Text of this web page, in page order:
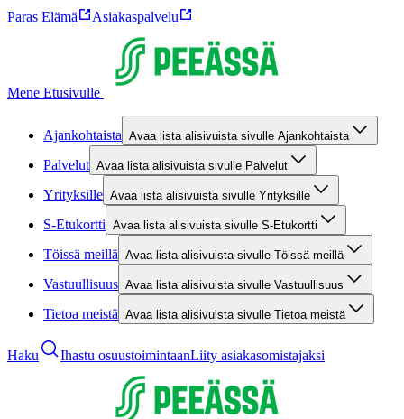
Paras Elämä Asiakaspalvelu
Mene Etusivulle
Ajankohtaista Avaa lista alisivuista sivulle Ajankohtaista
Palvelut Avaa lista alisivuista sivulle Palvelut
Yrityksille Avaa lista alisivuista sivulle Yrityksille
S-Etukortti Avaa lista alisivuista sivulle S-Etukortti
Töissä meillä Avaa lista alisivuista sivulle Töissä meillä
Vastuullisuus Avaa lista alisivuista sivulle Vastuullisuus
Tietoa meistä Avaa lista alisivuista sivulle Tietoa meistä
Haku Ihastu osuustoimintaanLiity asiakasomistajaksi